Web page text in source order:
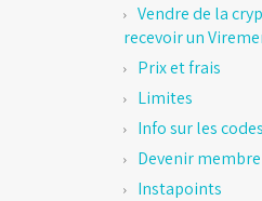
Vendre de la
recevoir un
Prix et frais
Limites
Info sur les
Devenir membre
Instapoints